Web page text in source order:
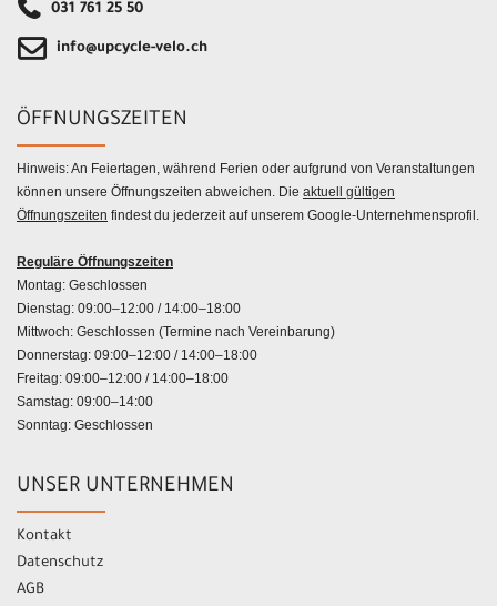
031 761 25 50
info@upcycle-velo.ch
ÖFFNUNGSZEITEN
Hinweis: An Feiertagen, während Ferien oder aufgrund von Veranstaltungen
können unsere Öffnungszeiten abweichen. Die aktuell gültigen
Öffnungszeiten findest du jederzeit auf unserem Google-Unternehmensprofil.
Reguläre Öffnungszeiten
Montag: Geschlossen
Dienstag: 09:00–12:00 / 14:00–18:00
Mittwoch: Geschlossen (Termine nach Vereinbarung)
Donnerstag: 09:00–12:00 / 14:00–18:00
Freitag: 09:00–12:00 / 14:00–18:00
Samstag: 09:00–14:00
Sonntag: Geschlossen
UNSER UNTERNEHMEN
Kontakt
Datenschutz
AGB